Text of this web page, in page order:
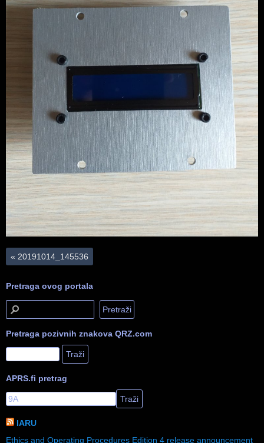
« 20191014_145536
Pretraga ovog portala
Pretraga pozivnih znakova QRZ.com
APRS.fi pretrag
IARU
Ethics and Operating Procedures Edition 4 release announcement